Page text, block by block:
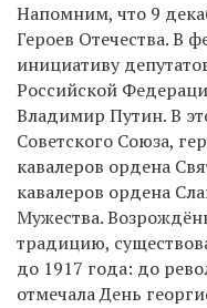
Напомним, что 9
Героев Отечества. В
инициативу
Российской
Владимир Путин. В
Советского Союза,
кавалеров ордена
кавалеров ордена
Мужества.
традицию,
до 1917 года: до
отмечала День